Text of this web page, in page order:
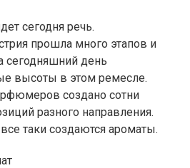
сегодня речь.
прошла много этапов и
сегодняшний день
высоты в этом ремесле.
создано сотни
разного направления.
таки создаются ароматы.